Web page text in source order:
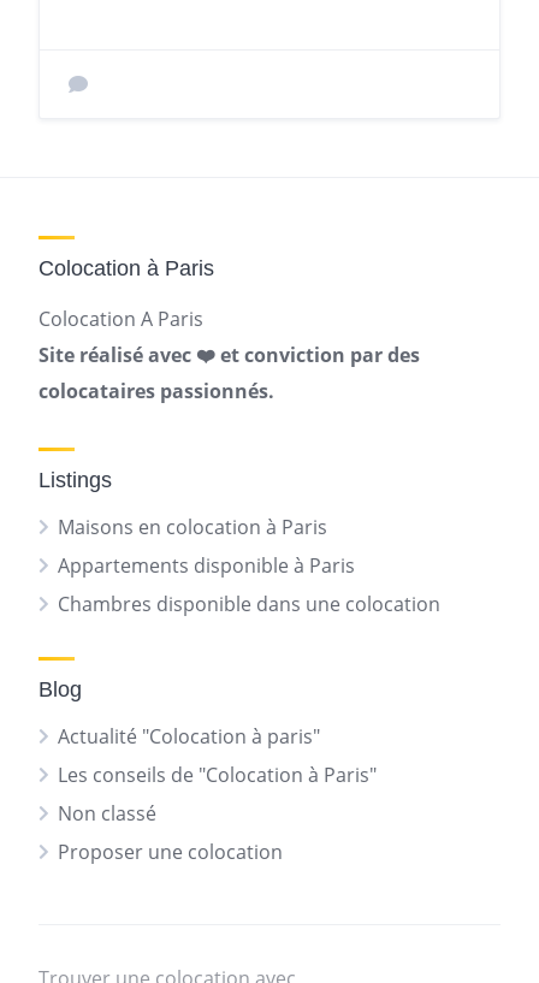
Colocation à Paris
Colocation A Paris
Site réalisé avec ❤️ et conviction par des
colocataires passionnés.
Listings
Maisons en colocation à Paris
Appartements disponible à Paris
Chambres disponible dans une colocation
Blog
Actualité "Colocation à paris"
Les conseils de "Colocation à Paris"
Non classé
Proposer une colocation